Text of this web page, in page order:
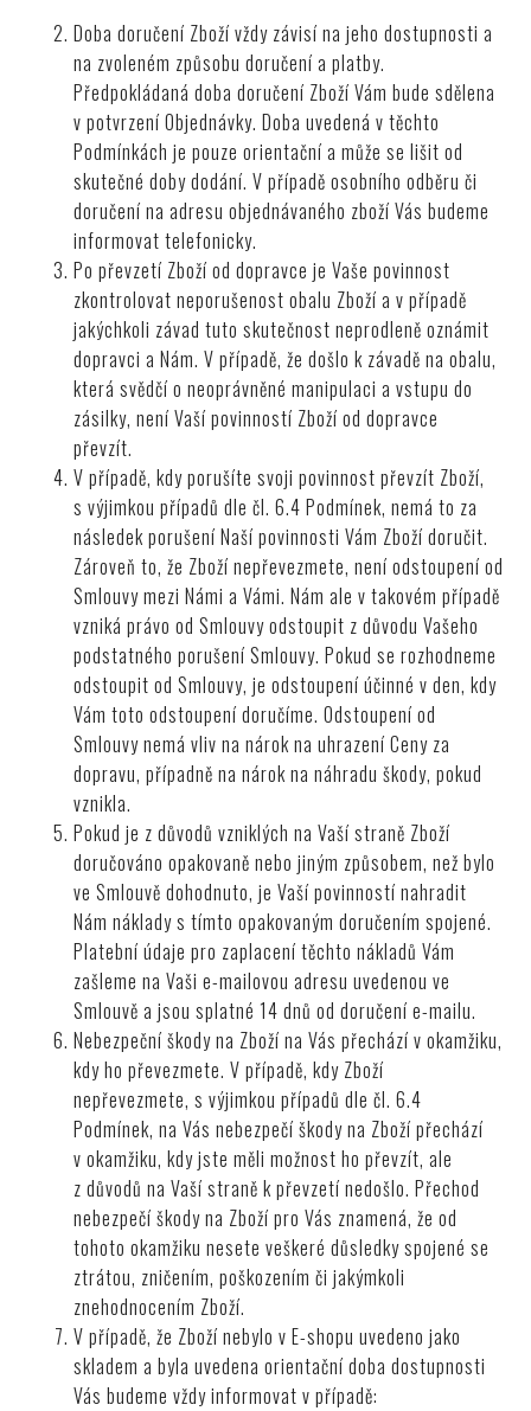
Doba doručení Zboží vždy závisí na jeho dostupnosti a
na zvoleném způsobu doručení a platby.
Předpokládaná doba doručení Zboží Vám bude sdělena
v potvrzení Objednávky. Doba uvedená v těchto
Podmínkách je pouze orientační a může se lišit od
skutečné doby dodání. V případě osobního odběru či
doručení na adresu objednávaného zboží Vás budeme
informovat telefonicky.
Po převzetí Zboží od dopravce je Vaše povinnost
zkontrolovat neporušenost obalu Zboží a v případě
jakýchkoli závad tuto skutečnost neprodleně oznámit
dopravci a Nám. V případě, že došlo k závadě na obalu,
která svědčí o neoprávněné manipulaci a vstupu do
zásilky, není Vaší povinností Zboží od dopravce
převzít.
V případě, kdy porušíte svoji povinnost převzít Zboží,
s výjimkou případů dle čl.6.4 Podmínek, nemá to za
následek porušení Naší povinnosti Vám Zboží doručit.
Zároveň to, že Zboží nepřevezmete, není odstoupení od
Smlouvy mezi Námi a Vámi. Nám ale v takovém případě
vzniká právo od Smlouvy odstoupit z důvodu Vašeho
podstatného porušení Smlouvy. Pokud se rozhodneme
odstoupit od Smlouvy, je odstoupení účinné v den, kdy
Vám toto odstoupení doručíme. Odstoupení od
Smlouvy nemá vliv na nárok na uhrazení Ceny za
dopravu, případně na nárok na náhradu škody, pokud
vznikla.
Pokud je z důvodů vzniklých na Vaší straně Zboží
doručováno opakovaně nebo jiným způsobem, než bylo
ve Smlouvě dohodnuto, je Vaší povinností nahradit
Nám náklady s tímto opakovaným doručením spojené.
Platební údaje pro zaplacení těchto nákladů Vám
zašleme na Vaši e-mailovou adresu uvedenou ve
Smlouvě a jsou splatné 14 dnů od doručení e-mailu.
Nebezpeční škody na Zboží na Vás přechází v okamžiku,
kdy ho převezmete. V případě, kdy Zboží
nepřevezmete, s výjimkou případů dle čl.6.4
Podmínek, na Vás nebezpečí škody na Zboží přechází
v okamžiku, kdy jste měli možnost ho převzít, ale
z důvodů na Vaší straně k převzetí nedošlo. Přechod
nebezpečí škody na Zboží pro Vás znamená, že od
tohoto okamžiku nesete veškeré důsledky spojené se
ztrátou, zničením, poškozením či jakýmkoli
znehodnocením Zboží.
V případě, že Zboží nebylo v E-shopu uvedeno jako
skladem a byla uvedena orientační doba dostupnosti
Vás budeme vždy informovat v případě: